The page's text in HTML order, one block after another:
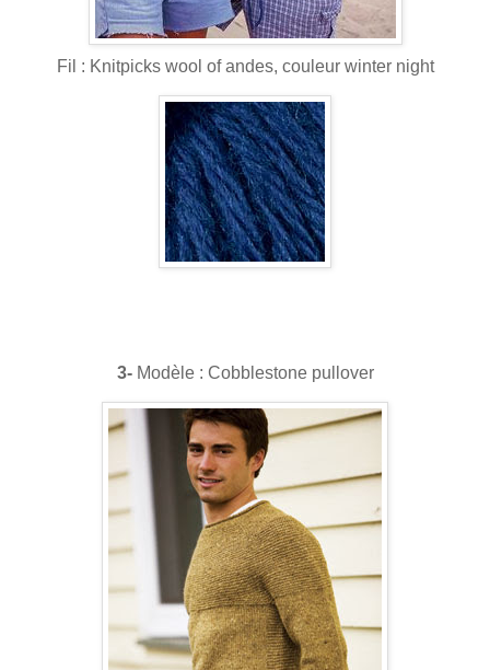
Fil : Knitpicks wool of andes, couleur winter night
3-Modèle : Cobblestone pullover